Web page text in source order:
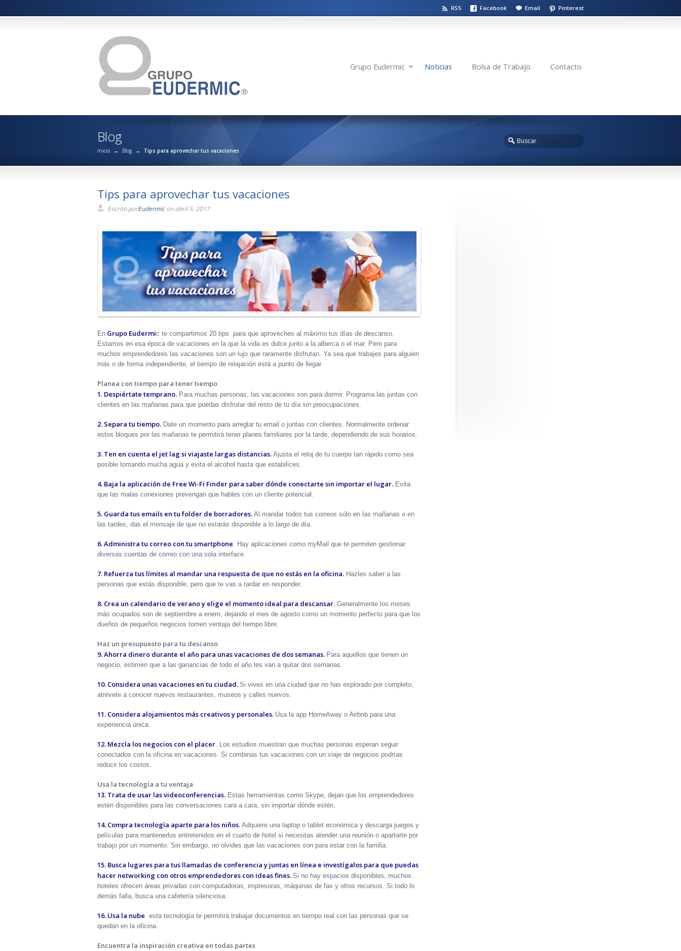
RSS Facebook Email Pinterest
Grupo Eudermic Noticias Bolsa de Trabajo Contacto
Blog
Inicio → Blog → Tips para aprovechar tus vacaciones
Tips para aprovechar tus vacaciones
Escrito porEudermicon abril 5, 2017
En Grupo Eudermic te compartimos 20 tips para que aproveches al máximo tus días de descanso.
Estamos en esa época de vacaciones en la que la vida es dulce junto a la alberca o el mar. Pero para
muchos emprendedores las vacaciones son un lujo que raramente disfrutan. Ya sea que trabajes para alguien
más o de forma independiente, el tiempo de relajación está a punto de llegar.
Planea con tiempo para tener tiempo
1. Despiértate temprano. Para muchas personas, las vacaciones son para dormir. Programa las juntas con
clientes en las mañanas para que puedas disfrutar del resto de tu día sin preocupaciones.
2. Separa tu tiempo. Date un momento para arreglar tu email o juntas con clientes. Normalmente ordenar
estos bloques por las mañanas te permitirá tener planes familiares por la tarde, dependiendo de sus horarios.
3. Ten en cuenta el jet lag si viajaste largas distancias. Ajusta el reloj de tu cuerpo tan rápido como sea
posible tomando mucha agua y evita el alcohol hasta que estabilices.
4. Baja la aplicación de Free Wi-Fi Finder para saber dónde conectarte sin importar el lugar. Evita
que las malas conexiones prevengan que hables con un cliente potencial.
5. Guarda tus emails en tu folder de borradores. Al mandar todos tus correos sólo en las mañanas o en
las tardes, das el mensaje de que no estarás disponible a lo largo de día.
6. Administra tu correo con tu smartphone. Hay aplicaciones como myMail que te permiten gestionar
diversas cuentas de correo con una sola interface.
7. Refuerza tus límites al mandar una respuesta de que no estás en la oficina. Hazles saber a las
personas que estás disponible, pero que te vas a tardar en responder.
8. Crea un calendario de verano y elige el momento ideal para descansar. Generalmente los meses
más ocupados son de septiembre a enero, dejando el mes de agosto como un momento perfecto para que los
dueños de pequeños negocios tomen ventaja del tiempo libre.
Haz un presupuesto para tu descanso
9. Ahorra dinero durante el año para unas vacaciones de dos semanas. Para aquellos que tienen un
negocio, estimen que a las ganancias de todo el año les van a quitar dos semanas.
10. Considera unas vacaciones en tu ciudad. Si vives en una ciudad que no has explorado por completo,
atrévete a conocer nuevos restaurantes, museos y calles nuevos.
11. Considera alojamientos más creativos y personales. Usa la app HomeAway o Airbnb para una
experiencia única.
12. Mezcla los negocios con el placer. Los estudios muestran que muchas personas esperan seguir
conectados con la oficina en vacaciones. Si combinas tus vacaciones con un viaje de negocios podrías
reducir los costos.
Usa la tecnología a tu ventaja
13. Trata de usar las videoconferencias. Estas herramientas como Skype, dejan que los emprendedores
estén disponibles para las conversaciones cara a cara, sin importar dónde estén.
14. Compra tecnología aparte para los niños. Adquiere una laptop o tablet económica y descarga juegos y
películas para mantenerlos entretenidos en el cuarto de hotel si necesitas atender una reunión o apartarte por
trabajo por un momento. Sin embargo, no olvides que las vacaciones son para estar con la familia.
15. Busca lugares para tus llamadas de conferencia y juntas en línea e investígalos para que puedas
hacer networking con otros emprendedores con ideas fines. Si no hay espacios disponibles, muchos
hoteles ofrecen áreas privadas con computadoras, impresoras, máquinas de fax y otros recursos. Si todo lo
demás falla, busca una cafetería silenciosa.
16. Usa la nube. esta tecnología te permitirá trabajar documentos en tiempo real con las personas que se
quedan en la oficina.
Encuentra la inspiración creativa en todas partes